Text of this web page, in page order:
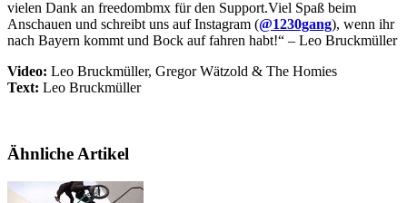
vielen Dank an freedombmx für den Support.Viel Spaß beim
Anschauen und schreibt uns auf Instagram (@1230gang), wenn ihr
nach Bayern kommt und Bock auf fahren habt!“ – Leo Bruckmüller
Video: Leo Bruckmüller, Gregor Wätzold & The Homies
Text: Leo Bruckmüller
Ähnliche Artikel